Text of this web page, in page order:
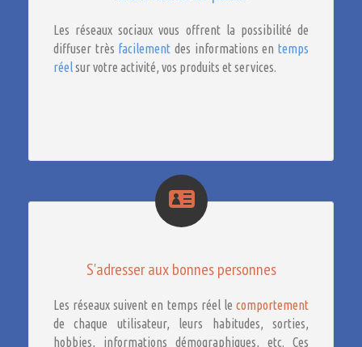
Les réseaux sociaux vous offrent la possibilité de
diffuser très facilement des informations en temps
réelsur votre activité, vos produits et services.
S'adresser aux bonnes personnes
Les réseaux suivent en temps réel le comportement
de chaque utilisateur, leurs habitudes, sorties,
hobbies, informations démographiques, etc. Ces